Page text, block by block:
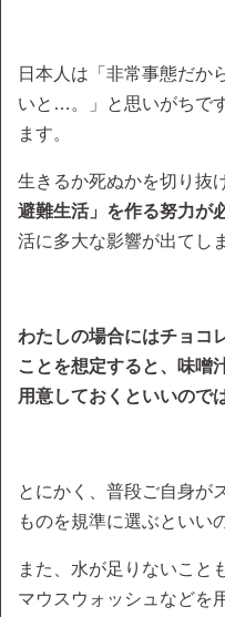
日本人は「非常事態だか
いと…。」と思いがちで
ます。
生きるか死ぬかを切り抜
避難生活」を作る努力が
活に多大な影響が出てし
わたしの場合にはチョコ
ことを想定すると、味噌
用意しておくといいので
とにかく、普段ご自身が
ものを規準に選ぶといい
また、水が足りないこと
マウスウォッシュなどを